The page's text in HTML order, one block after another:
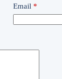
Email *